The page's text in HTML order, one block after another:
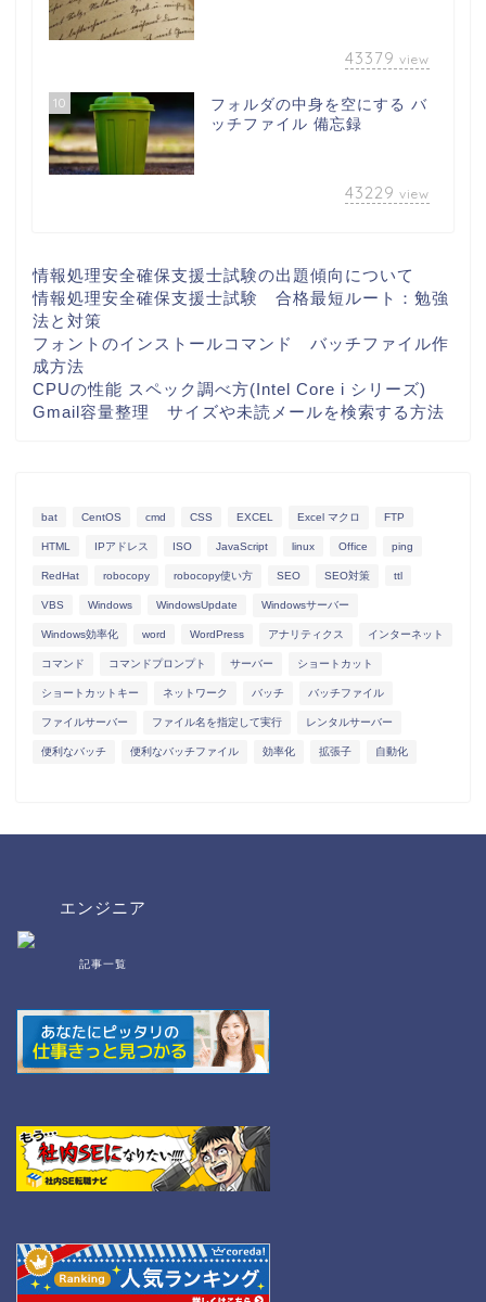
43379 view
10
フォルダの中身を空にする バ
ッチファイル 備忘録
43229 view
情報処理安全確保支援士試験の出題傾向について
情報処理安全確保支援士試験 合格最短ルート：勉強
法と対策
フォントのインストールコマンド バッチファイル作
成方法
CPUの性能 スペック調べ方(Intel Core i シリーズ)
Gmail容量整理 サイズや未読メールを検索する方法
bat CentOS cmd CSS EXCEL Excel マクロ FTP
HTML IPアドレス ISO JavaScript linux Office ping
RedHat robocopy robocopy使い方 SEO SEO対策 ttl
VBS Windows WindowsUpdate Windowsサーバー
Windows効率化 word WordPress アナリティクス インターネット
コマンド コマンドプロンプト サーバー ショートカット
ショートカットキー ネットワーク バッチ バッチファイル
ファイルサーバー ファイル名を指定して実行 レンタルサーバー
便利なバッチ 便利なバッチファイル 効率化 拡張子 自動化
エンジニア
記事一覧